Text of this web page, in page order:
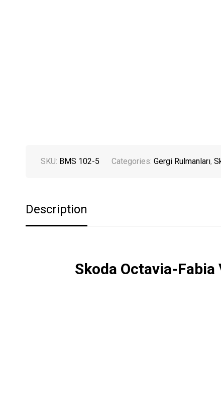
SKU: BMS 102-5 Categories: Gergi Rulmanları,
Description
Skoda Octavia-Fabia